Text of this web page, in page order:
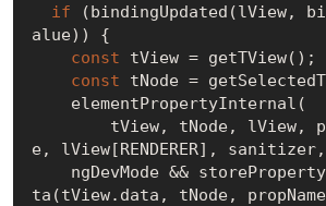
if (bindingUpdated(lView,
alue)) {
const tView = getTView();
const tNode =
e, lView[RENDERER], sanitizer,
ta(tView.data, tNode,